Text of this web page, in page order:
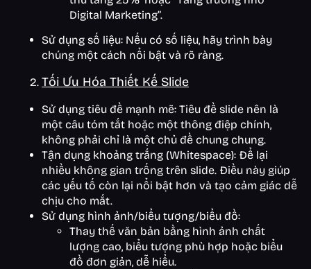
Digital Marketing”.
Sử dụng số liệu: Nếu có số liệu, hãy trình bày
chúng một cách nổi bật và rõ ràng.
Tối Ưu Hóa Thiết Kế Slide
Sử dụng tiêu đề mạnh mẽ: Tiêu đề slide nên là
một câu tóm tắt hoặc một thông điệp chính,
không phải chỉ là một chủ đề chung chung.
Tận dụng khoảng trắng (Whitespace): Để lại
nhiều không gian trống trên slide. Điều này giúp
các yếu tố còn lại nổi bật hơn và tạo cảm giác dễ
chịu cho mắt.
Sử dụng hình ảnh/biểu tượng/biểu đồ:
Thay thế văn bản bằng hình ảnh chất
lượng cao, biểu tượng phù hợp hoặc biểu
đồ đơn giản, dễ hiểu.